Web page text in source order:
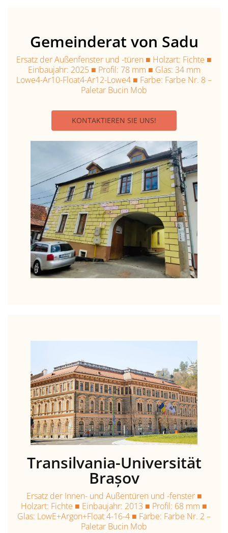
Gemeinderat von Sadu
Ersatz der Außenfenster und -türen ■ Holzart: Fichte ■
Einbaujahr: 2025 ■ Profil: 78 mm ■ Glas: 34 mm
Lowe4-Ar10-Float4-Ar12-Lowe4 ■ Farbe: Farbe Nr. 8 –
Paletar Bucin Mob
KONTAKTIEREN SIE UNS!
Transilvania-Universität
Brașov
Ersatz der Innen- und Außentüren und -fenster ■
Holzart: Fichte ■ Einbaujahr: 2013 ■ Profil: 68 mm ■
Glas: LowE+Argon+Float 4-16-4 ■ Farbe: Farbe Nr. 2 –
Paletar Bucin Mob